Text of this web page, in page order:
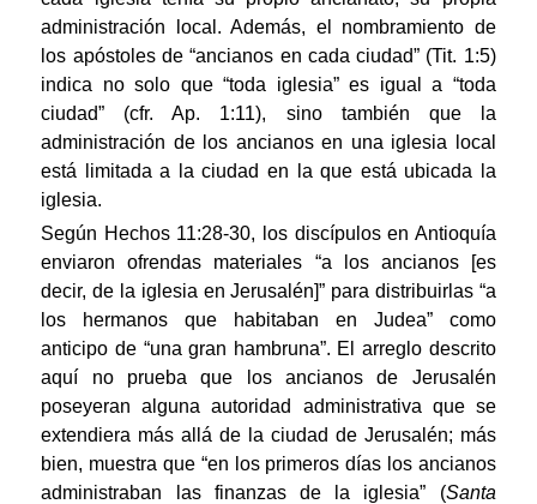
administración local. Además, el nombramiento de
los apóstoles de “ancianos en cada ciudad” (Tit. 1:5)
indica no solo que “toda iglesia” es igual a “toda
ciudad” (cfr. Ap. 1:11), sino también que la
administración de los ancianos en una iglesia local
está limitada a la ciudad en la que está ubicada la
iglesia.
Según Hechos 11:28-30, los discípulos en Antioquía
enviaron ofrendas materiales “a los ancianos [es
decir, de la iglesia en Jerusalén]” para distribuirlas “a
los hermanos que habitaban en Judea” como
anticipo de “una gran hambruna”. El arreglo descrito
aquí no prueba que los ancianos de Jerusalén
poseyeran alguna autoridad administrativa que se
extendiera más allá de la ciudad de Jerusalén; más
bien, muestra que “en los primeros días los ancianos
administraban las finanzas de la iglesia” (Santa